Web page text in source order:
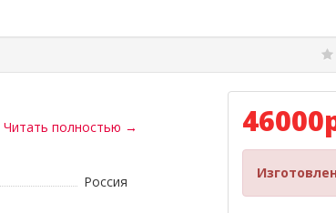
Читать полностью →
Россия